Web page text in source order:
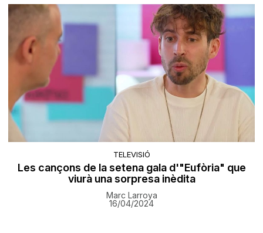
TELEVISIÓ
Les cançons de la setena gala d'"Eufòria" que
viurà una sorpresa inèdita
Marc Larroya
16/04/2024